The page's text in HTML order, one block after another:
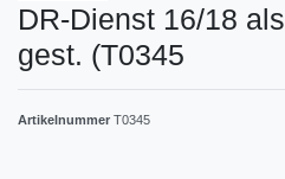
DR-Dienst 16/18
gest. (T0345
Artikelnummer T0345